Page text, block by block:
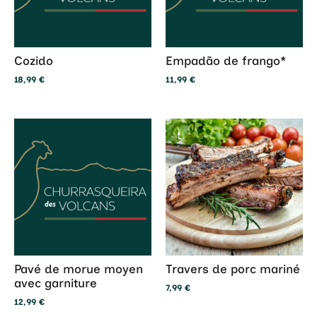
Cozido
18,99 €
Empadão de frango*
11,99 €
Pavé de morue moyen
avec garniture
12,99 €
Travers de porc mariné
7,99 €